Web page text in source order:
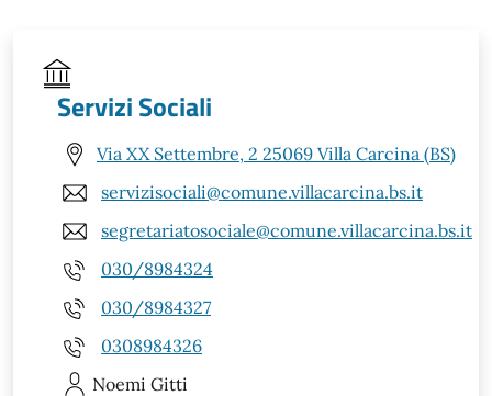
Servizi Sociali
Via XX Settembre, 2 25069 Villa Carcina (BS)
servizisociali@comune.villacarcina.bs.it
segretariatosociale@comune.villacarcina.bs.it
030/8984324
030/8984327
0308984326
Noemi Gitti